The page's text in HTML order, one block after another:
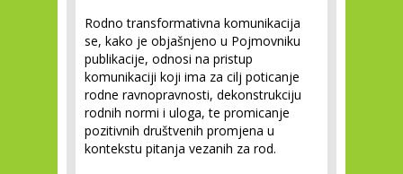
Rodno transformativna komunikacija
se, kako je objašnjeno u Pojmovniku
publikacije, odnosi na pristup
komunikaciji koji ima za cilj poticanje
rodne ravnopravnosti, dekonstrukciju
rodnih normi i uloga, te promicanje
pozitivnih društvenih promjena u
kontekstu pitanja vezanih za rod.